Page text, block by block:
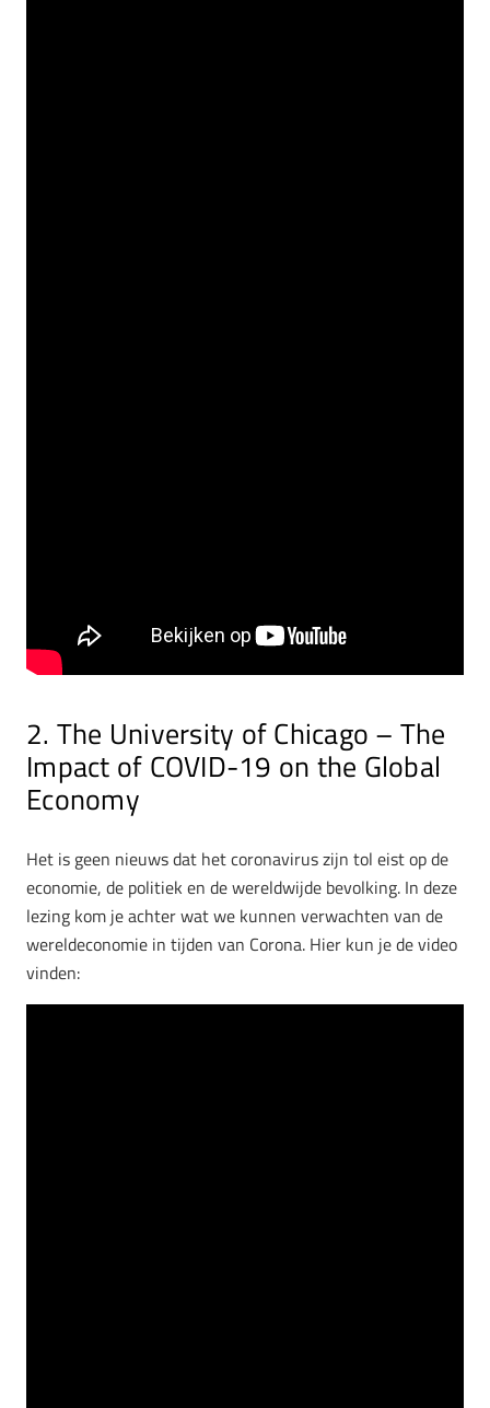
2. The University of Chicago – The
Impact of COVID-19 on the Global
Economy
Het is geen nieuws dat het coronavirus zijn tol eist op de
economie, de politiek en de wereldwijde bevolking. In deze
lezing kom je achter wat we kunnen verwachten van de
wereldeconomie in tijden van Corona. Hier kun je de video
vinden: